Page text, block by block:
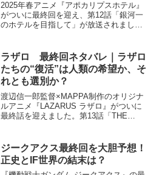
2025年春アニメ『アポカリプスホテル』
がついに最終回を迎え、第12話「銀河一
のホテルを目指して」が放送されまし
取り戻す姿を描いた感動のオリジナルア
ニメ。最終回では、ト...
ラザロ 最終回ネタバレ｜ラザロ
たちの“復活”は人類の希望か、そ
れとも選別か？
渡辺信一郎監督×MAPPA制作のオリジナ
ルアニメ『LAZARUS ラザロ』がついに
最終話を迎えました。第13話「THE
主人公アクセルたちラザロチームの戦い
が集...
ジークアクス最終回を大胆予想！
正史とIF世界の結末は？